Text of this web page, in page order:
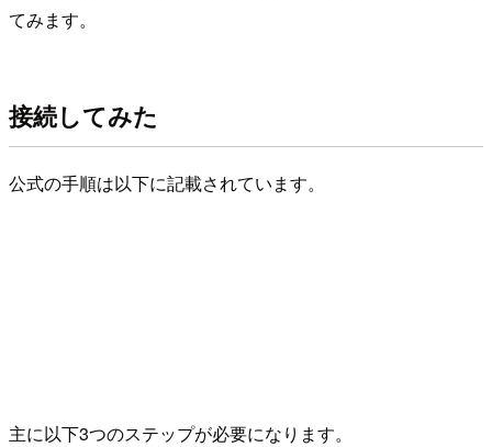
てみます。
接続してみた
公式の手順は以下に記載されています。
主に以下3つのステップが必要になります。